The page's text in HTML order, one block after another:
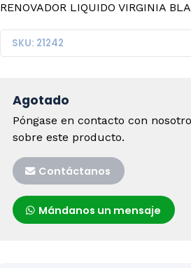
RENOVADOR LIQUIDO VIRGINIA
SKU: 21242
Agotado
Póngase en contacto con
sobre este producto.
Contáctanos
Mándanos un mensaje